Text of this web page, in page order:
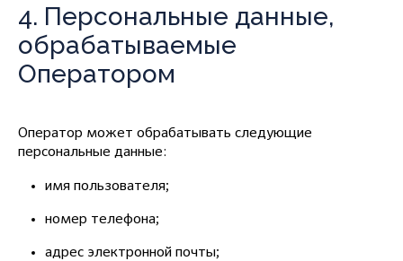
4. Персональные данные,
обрабатываемые
Оператором
Оператор может обрабатывать следующие
персональные данные:
имя пользователя;
номер телефона;
адрес электронной почты;